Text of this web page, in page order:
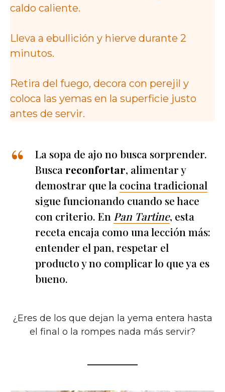
caldo caliente.
Lleva a ebullición y hierve durante 2
minutos.
Retira del fuego, decora con perejil y
coloca las yemas en la superficie justo
antes de servir.
La sopa de ajo no busca sorprender.
Busca reconfortar, alimentar y
demostrar que la cocina tradicional
sigue funcionando cuando se hace
con criterio. En Pan Tartine, esta
receta encaja como una lección más:
entender el pan, respetar el
producto y no complicar lo que ya es
bueno.
¿Eres de los que dejan la yema entera hasta
el final o la rompes nada más servir?